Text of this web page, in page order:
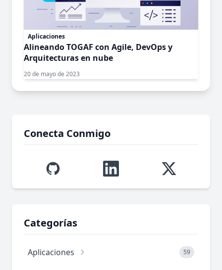
Aplicaciones
Alineando TOGAF con Agile, DevOps y
Arquitecturas en nube
20 de mayo de 2023
Conecta Conmigo
Categorías
Aplicaciones 59